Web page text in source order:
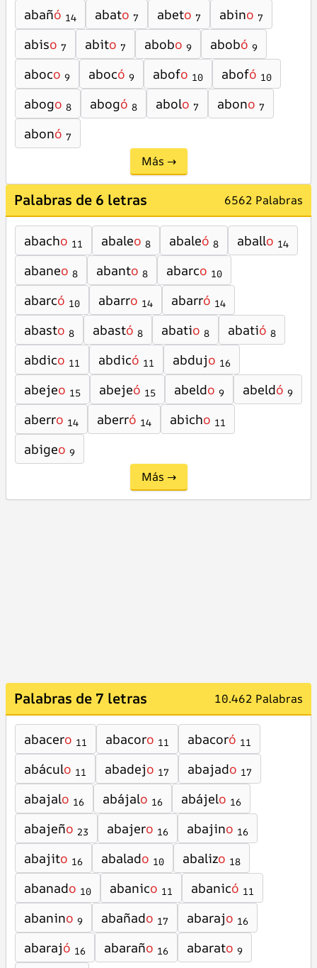
abañó 14 abato 7 abeto 7 abino 7
abiso 7 abito 7 abobo 9 abobó 9
aboco 9 abocó 9 abofo 10 abofó 10
abogo 8 abogó 8 abolo 7 abono 7
abonó 7
Más →
Palabras de 6 letras 6562 Palabras
abacho 11 abaleo 8 abaleó 8 aballo 14
abaneo 8 abanto 8 abarco 10
abarcó 10 abarro 14 abarró 14
abasto 8 abastó 8 abatio 8 abatió 8
abdico 11 abdicó 11 abdujo 16
abejeo 15 abejeó 15 abeldo 9 abeldó 9
aberro 14 aberró 14 abicho 11
abigeo 9
Más →
Palabras de 7 letras 10.462 Palabras
abacero 11 abacoro 11 abacoró 11
abáculo 11 abadejo 17 abajado 17
abajalo 16 abájalo 16 abájelo 16
abajeño 23 abajero 16 abajino 16
abajito 16 abalado 10 abalizo 18
abanado 10 abanico 11 abanicó 11
abanino 9 abañado 17 abarajo 16
abarajó 16 abaraño 16 abarato 9